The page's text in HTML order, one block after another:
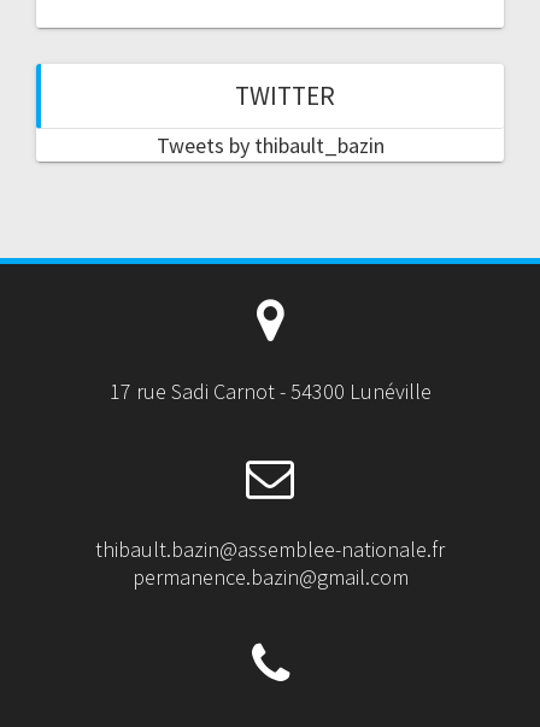
TWITTER
Tweets by thibault_bazin
17 rue Sadi Carnot - 54300 Lunéville
thibault.bazin@assemblee-nationale.fr
permanence.bazin@gmail.com